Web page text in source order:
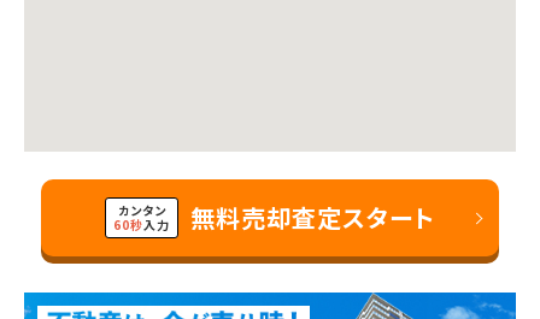
カンタン
60秒入力 無料売却査定スタート